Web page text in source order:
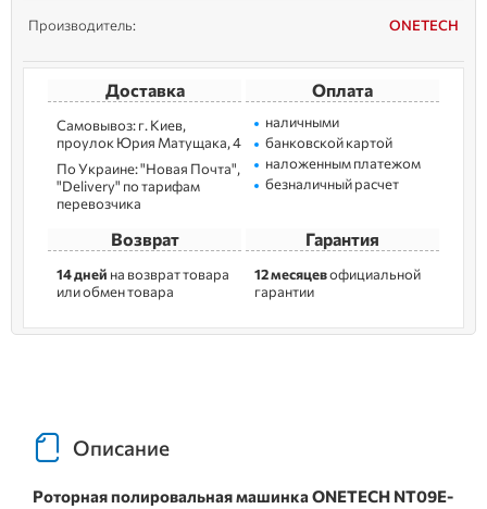
Производитель: ONETECH
Доставка
Самовывоз: г. Kиев,
пpoулoк Юрия Матущака, 4
По Украине: "Новая Почта",
"Delivery" по тарифам
перевозчика
Оплата
наличными
банковской картой
наложенным платежом
безналичный расчет
Возврат
14 дней на возврат товара
или обмен товара
Гарантия
12 месяцевофициальной
гарантии
Описание
Роторная полировальная машинка ONETECH NT09E-